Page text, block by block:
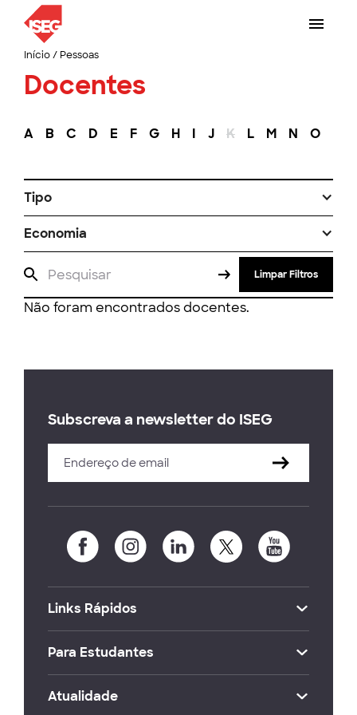
Início/ Pessoas
Docentes
A B C D E F G H I J K L M N O
Tipo
Economia
Limpar Filtros
Não foram encontrados docentes.
Subscreva a newsletter do ISEG
Links Rápidos
Para Estudantes
Atualidade